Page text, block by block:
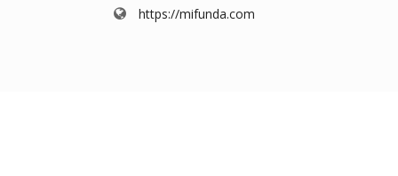
https://mifunda.com